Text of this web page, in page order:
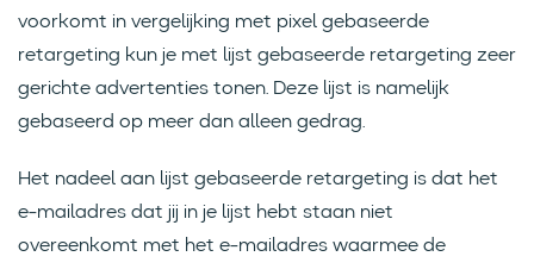
voorkomt in vergelijking met pixel gebaseerde
retargeting kun je met lijst gebaseerde retargeting zeer
gerichte advertenties tonen. Deze lijst is namelijk
gebaseerd op meer dan alleen gedrag.
Het nadeel aan lijst gebaseerde retargeting is dat het
e-mailadres dat jij in je lijst hebt staan niet
overeenkomt met het e-mailadres waarmee de